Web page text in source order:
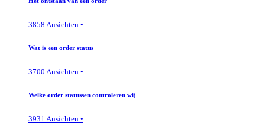
3858 Ansichten •
Wat is een order status
3700 Ansichten •
Welke order statussen controleren wij
3931 Ansichten •